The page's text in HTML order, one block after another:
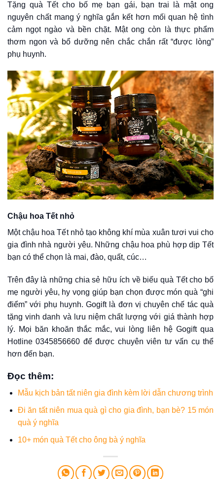
Tặng quà Tết cho bố mẹ bạn gái, bạn trai là mật ong
nguyên chất mang ý nghĩa gắn kết hơn mối quan hệ tình
cảm ngọt ngào và bền chặt. Mật ong còn là thực phẩm
thơm ngon và bổ dưỡng nên chắc chắn rất “được lòng”
phụ huynh.
Chậu hoa Tết nhỏ
Một chậu hoa Tết nhỏ tạo không khí mùa xuân tươi vui cho
gia đình nhà người yêu. Những chậu hoa phù hợp dịp Tết
bạn có thể chọn là mai, đào, quất, cúc…
Trên đây là những chia sẻ hữu ích về biếu quà Tết cho bố
mẹ người yêu, hy vọng giúp bạn chọn được món quà “ghi
điểm” với phụ huynh. Gogift là đơn vị chuyên chế tác quà
tặng vinh danh và lưu niệm chất lượng với giá thành hợp
lý. Mọi băn khoăn thắc mắc, vui lòng liên hệ Gogift qua
Hotline 0345856660 để được chuyên viên tư vấn cụ thể
hơn đến bạn.
Đọc thêm:
Mẫu kịch bản tất niên gia đình kèm lời dẫn chương trình
Đi ăn tất niên mua quà gì cho gia đình, bạn bè? 15 món
quà ý nghĩa
10+ món quà Tết cho ông bà ý nghĩa